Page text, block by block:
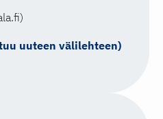
uuteen välilehteen)